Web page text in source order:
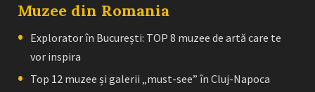
Muzee din Romania
Explorator în București: TOP 8 muzee de artă care te
vor inspira
Top 12 muzee și galerii „must-see” în Cluj-Napoca